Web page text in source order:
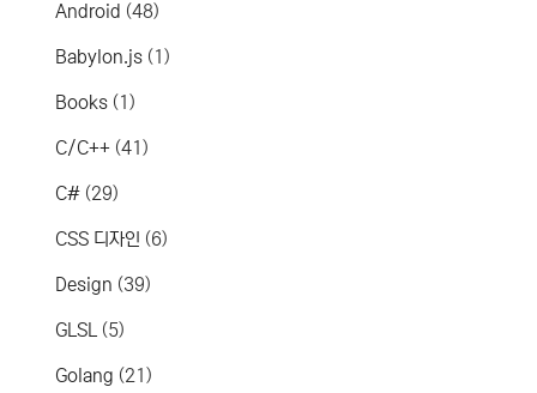
Android (48)
Babylon.js (1)
Books (1)
C/C++ (41)
C# (29)
CSS 디자인 (6)
Design (39)
GLSL (5)
Golang (21)